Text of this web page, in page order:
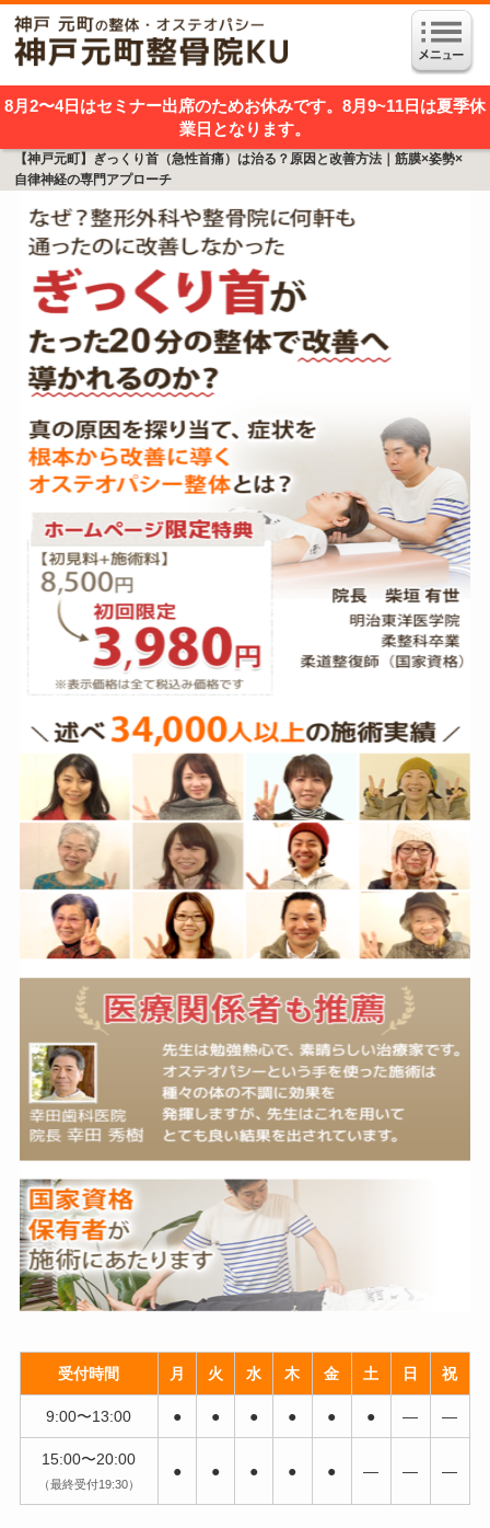
8月2〜4日はセミナー出席のためお休みです。8月9~11日は夏季休
業日となります。
【神戸元町】ぎっくり首（急性首痛）は治る？原因と改善方法｜筋膜×姿勢×
自律神経の専門アプローチ
受付時間 月 火 水 木 金 土 日 祝
9:00〜13:00 ● ● ● ● ● ● ― ―
15:00〜20:00
（最終受付19:30）
● ● ● ● ● ― ― ―